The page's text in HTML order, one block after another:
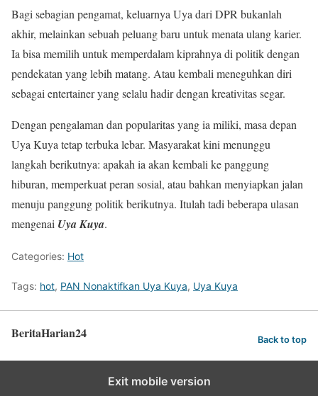
Bagi sebagian pengamat, keluarnya Uya dari DPR bukanlah
akhir, melainkan sebuah peluang baru untuk menata ulang karier.
Ia bisa memilih untuk memperdalam kiprahnya di politik dengan
pendekatan yang lebih matang. Atau kembali meneguhkan diri
sebagai entertainer yang selalu hadir dengan kreativitas segar.
Dengan pengalaman dan popularitas yang ia miliki, masa depan
Uya Kuya tetap terbuka lebar. Masyarakat kini menunggu
langkah berikutnya: apakah ia akan kembali ke panggung
hiburan, memperkuat peran sosial, atau bahkan menyiapkan jalan
menuju panggung politik berikutnya. Itulah tadi beberapa ulasan
mengenai Uya Kuya.
Categories: Hot
Tags: hot, PAN Nonaktifkan Uya Kuya, Uya Kuya
BeritaHarian24 Back to top
Exit mobile version